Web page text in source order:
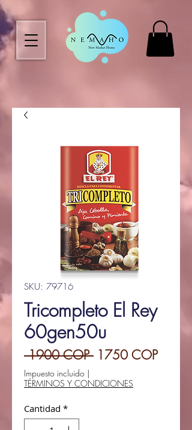
SKU: 79716
Tricompleto El Rey
60gen50u
1900 COP Precio
1750 COPPrecio
Impuesto incluido |
TÉRMINOS Y CONDICIONES
Cantidad *